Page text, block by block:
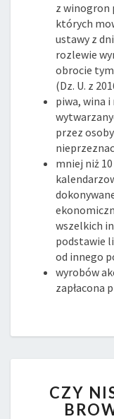
z winogron
których
ustawy z
rozlewie
obrocie
(Dz. U. z
piwa, wina
przez
mniej niż
wszelkich
podstawie
od innego
wyrobów
zapłacona
CZY